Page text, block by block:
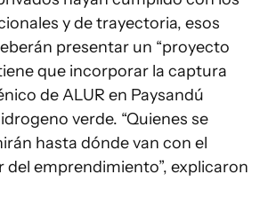
y de trayectoria, esos
presentar un “proyecto
que incorporar la captura
de ALUR en Paysandú
verde. “Quienes se
hasta dónde van con el
del emprendimiento”, explicaron